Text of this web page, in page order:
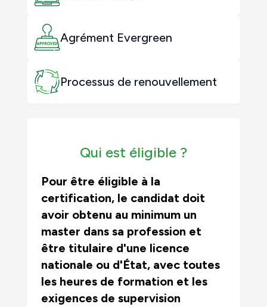
Agrément Evergreen
Processus de renouvellement
Qui est éligible ?
Pour être éligible à la
certification, le candidat doit
avoir obtenu au minimum un
master dans sa profession et
être titulaire d'une licence
nationale ou d'État, avec toutes
les heures de formation et les
exigences de supervision